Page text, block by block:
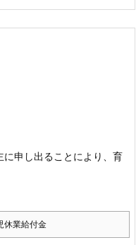
に申し出ることにより、育
休業給付金